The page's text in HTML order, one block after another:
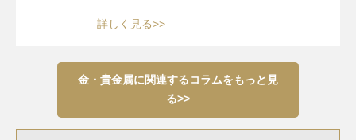
詳しく見る>>
金・貴金属に関連するコラムをもっと見
る>>